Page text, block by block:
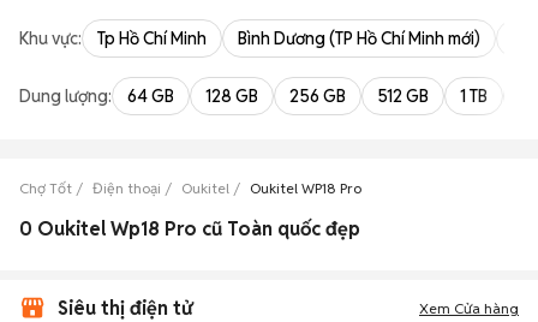
Khu vực: Tp Hồ Chí Minh Bình Dương (TP Hồ Chí Minh mới)
Dung lượng: 64 GB 128 GB 256 GB 512 GB 1 TB
Chợ Tốt Điện thoại Oukitel Oukitel WP18 Pro
0 Oukitel Wp18 Pro cũ Toàn quốc đẹp
Siêu thị điện tử Xem Cửa hàng